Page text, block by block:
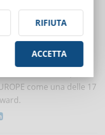
per
di
sede a Brescia, è
come una delle 17
RIFIUTA
ACCETTA